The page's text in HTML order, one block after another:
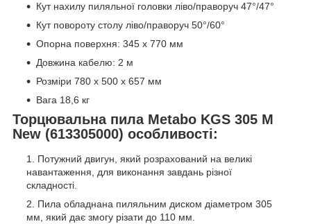
Кут нахилу пиляльної головки ліво/праворуч 47°/47°
Кут повороту столу ліво/праворуч 50°/60°
Опорна поверхня: 345 x 770 мм
Довжина кабелю: 2 м
Розміри 780 x 500 x 657 мм
Вага 18,6 кг
Торцювальна пила Metabo KGS 305 M
New (613305000) особливості:
Потужний двигун, який розрахований на великі
навантаження, для виконання завдань різної
складності.
Пила обладнана пиляльним диском діаметром 305
мм, який дає змогу різати до 110 мм.